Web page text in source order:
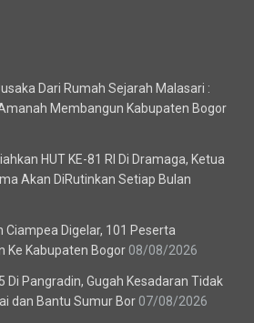
Dari Rumah Sejarah Malasari :
Membangun Kabupaten Bogor
HUT KE-81 RI Di Dramaga, Ketua
Akan DiRutinkan Setiap Bulan
Digelar, 101 Peserta
Ke Kabupaten Bogor 08/08/2026
Di Pangradin, Gugah Kesadaran Tidak
dan Bantu Sumur Bor 07/08/2026